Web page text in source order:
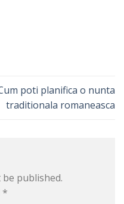
poti planifica o nunta
traditionala romaneasca
published.
*